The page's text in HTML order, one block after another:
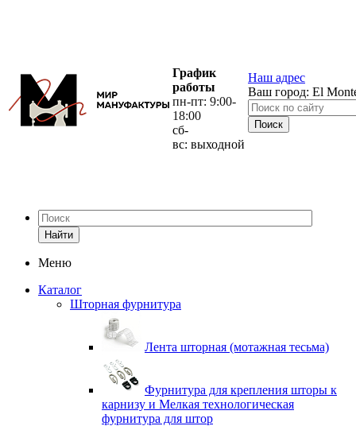
График
работы
пн-пт: 9:00-
18:00
сб-
вс: выходной
Наш адрес
Ваш город: El
Найти
Меню
Каталог
Шторная фурнитура
Лента шторная (мотажная тесьма)
Фурнитура для крепления шторы к
карнизу и Мелкая технологическая
фурнитура для штор